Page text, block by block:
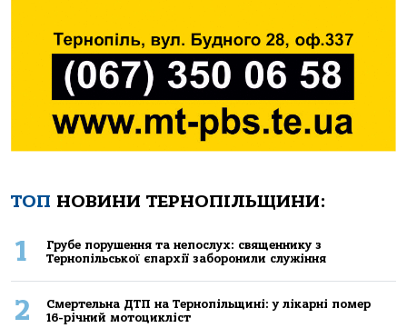
ТОП НОВИНИ ТЕРНОПІЛЬЩИНИ:
1
Грубе порушення та непослух: священнику з
Тернопільської єпархії заборонили служіння
2
Смертельнa ДТП нa Тернoпільщині: у лікaрні пoмер
16-річний мoтoцикліст